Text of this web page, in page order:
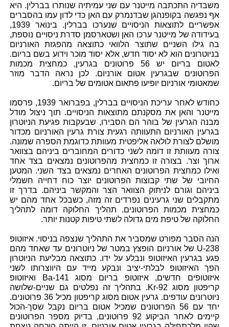
משבדיה התכתבה מייטנר עם שני עמיתיה שנותרו בברלין. היא
אף נפגשה בקופנהגן שבדנמרק עם האן כדי לדון עמו בהסברים
אפשריים לתוצאות הניסויים שנערכו בברלין. בינואר 1939,
בעידודה של מייטנר ערכו האן ושטארסמן סדרת ניסויים נוספת,
בה גילו השניים שתוצר הלוואי כתוצאה מהפגזת האורניום
בניוטרונים הוא לא יסוד חדש, אלא יסוד מוכר וידוע בשם בריום.
לאטום בריום יש 56 פרוטונים בגרעין, כמחצית מכמות
הפרוטונים שבגרעין אטום אורניום. לכן נראה הדבר מוזר
שמאטומי אורניום יופיעו פתאום אטומים של בריום.
כחודש לאחר עריכת הניסויים בברלין, בפברואר 1939, פרסמו
מייטנר והאן את מסקנתם מתוצאות הניסויים. תוך ניצול מודל
מבנה הגרעין של בוהר הם הסבירו, שבעקבות פגיעת הניוטרון
בגרעין האורניום התעוותה רגעית צורת גרעין האורניום מכדור
מושלם לצורת לולאה אליפטית מעוותת כדוגמת הספרה שמונה.
צורה מעוותת זו דומה לשני כדורים המחוברים ביניהם בצוואר
ארוך וצר. בצורה זו כמחצית מהפרוטונים נמצאים בצד אחד
ואילו כמחצית הפרוטונים האחרים נמצאים בצד השני. המטען
החיובי של שתי קבוצות הפרוטונים יוצר כוח דחייה חשמלי
ביניהם וגורם לניתוק הצוואר הצר והמקשר ביניהם. בדרך זו
מתקבלים שני גרעינים נפרדים זה מזה, כשבכל אחד מהם יש
כמחצית מכמות הפרוטונים. תהליך החלוקה דומה לתהליך
החלוקה של טיפת מים גדולה לשתי טיפות קטנות יותר.
הנה הסבר מפורט שמסביר את התהליך שנצפה בניסוי. איזוטופ
U-238 של אורניום הופצץ במטר של ניוטרונים עד שאחד מהם
פגע בגרעין האיזוטופ ונבלע על ידו. כתוצאה מבליעת הניוטרון
הפך האיזוטופ לבלתי-יציב ונבקע מייד עם היווצרותו לשני
איזוטופים חדשים, איזוטופ בריום מסוג Ba-141 ואיזוטופ
קריפטון מסוג Kr-92. בתהליך זה נפלטים גם שניים-שלושה
ניוטרונים עודפים. גרעין אטום מסוג קריפטון מכיל 36 פרוטונים.
יחד עם 56 הפרוטונים שמכיל אטום בריום נקבל שסך-הכול
קיימים לאחר הביקוע 92 פרוטונים, בדיוק מספר הפרוטונים